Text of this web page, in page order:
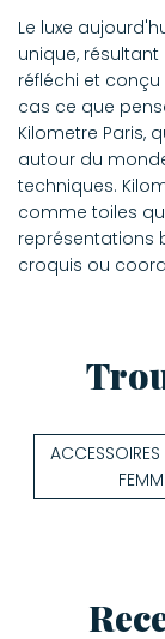
Le luxe
unique,
réfléchi et
cas ce que
Kilometre Paris,
autour du
techniques.
comme toiles
représentations
croquis ou